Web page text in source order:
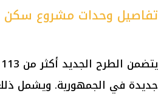
تفاصيل وحدات مشروع سكن